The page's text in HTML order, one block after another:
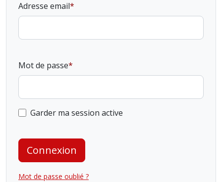
Adresse email
Mot de passe
Garder ma session active
Connexion
Mot de passe oublié ?